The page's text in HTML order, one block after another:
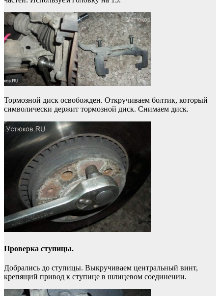
Тормозной диск освобожден. Откручиваем болтик, который
символически держит тормозной диск. Снимаем диск.
Проверка ступицы.
Добрались до ступицы. Выкручиваем центральный винт,
крепящий привод к ступице в шлицевом соединении.